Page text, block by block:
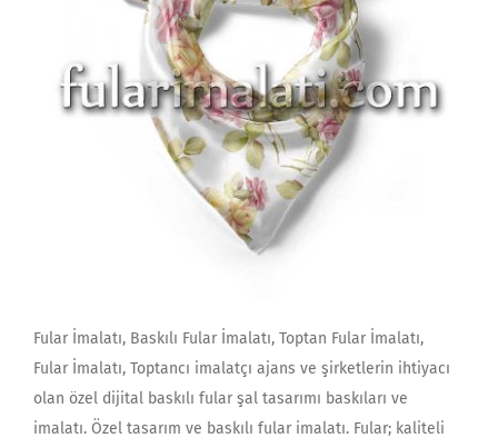
Fular İmalatı, Baskılı Fular İmalatı, Toptan Fular İmalatı,
Fular İmalatı, Toptancı imalatçı ajans ve şirketlerin ihtiyacı
olan özel dijital baskılı fular şal tasarımı baskıları ve
imalatı. Özel tasarım ve baskılı fular imalatı. Fular; kaliteli